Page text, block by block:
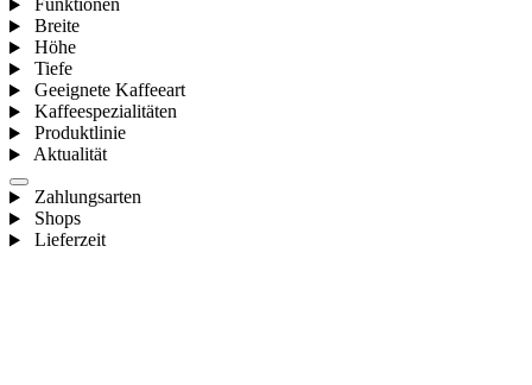
Funktionen
Breite
Höhe
Tiefe
Geeignete Kaffeeart
Kaffeespezialitäten
Produktlinie
Aktualität
Zahlungsarten
Shops
Lieferzeit